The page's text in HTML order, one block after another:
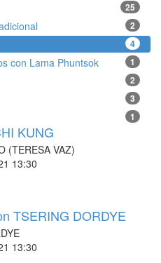
25
2
4
con Lama Phuntsok 1
2
3
1
KUNG
(TERESA VAZ)
13:30
TSERING DORDYE
13:30